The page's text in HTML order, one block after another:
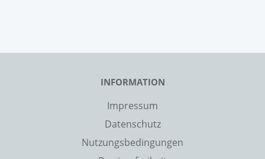
INFORMATION
Impressum
Datenschutz
Nutzungsbedingungen